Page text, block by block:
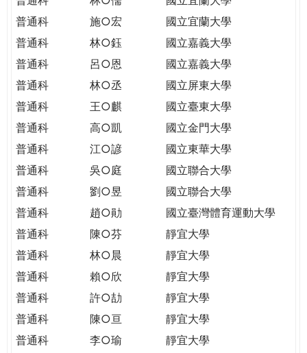
THE
WORLD
TOMORROW
PUTTING
YOU
THE
PATH
CITIZENSHIP
普通科
施○宏
國立宜蘭大學
普通科
林○鈺
國立嘉義大學
普通科
呂○恩
國立嘉義大學
普通科
林○丞
國立屏東大學
普通科
王○麒
國立臺東大學
普通科
高○凱
國立金門大學
普通科
江○諺
國立東華大學
普通科
吳○庭
國立聯合大學
普通科
劉○昱
國立聯合大學
普通科
趙○勛
國立臺灣體育運動大學
普通科
陳○芬
靜宜大學
普通科
林○晨
靜宜大學
普通科
賴○欣
靜宜大學
普通科
許○劼
靜宜大學
普通科
陳○亘
靜宜大學
普通科
李○瑜
靜宜大學